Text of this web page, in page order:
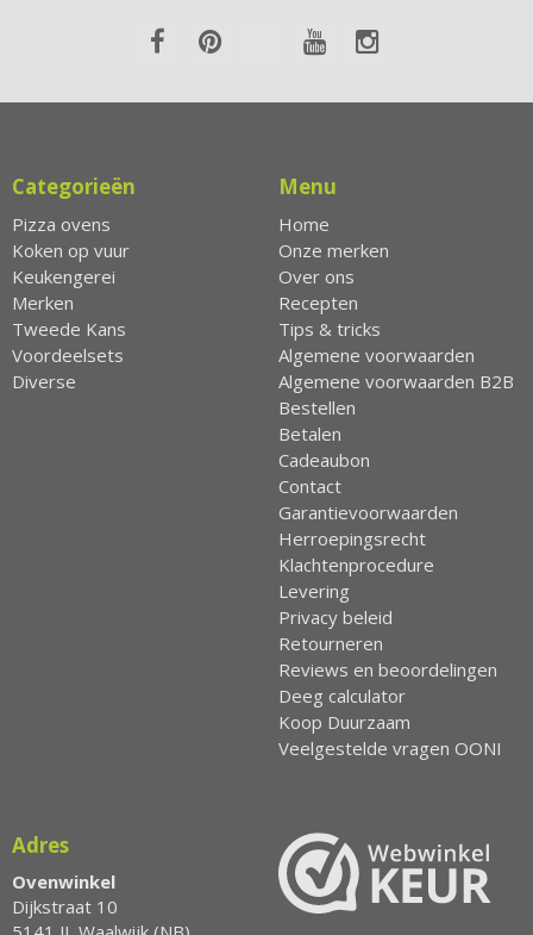
Categorieën
Pizza ovens
Koken op vuur
Keukengerei
Merken
Tweede Kans
Voordeelsets
Diverse
Menu
Home
Onze merken
Over ons
Recepten
Tips & tricks
Algemene voorwaarden
Algemene voorwaarden B2B
Bestellen
Betalen
Cadeaubon
Contact
Garantievoorwaarden
Herroepingsrecht
Klachtenprocedure
Levering
Privacy beleid
Retourneren
Reviews en beoordelingen
Deeg calculator
Koop Duurzaam
Veelgestelde vragen OONI
Adres
Ovenwinkel
Dijkstraat 10